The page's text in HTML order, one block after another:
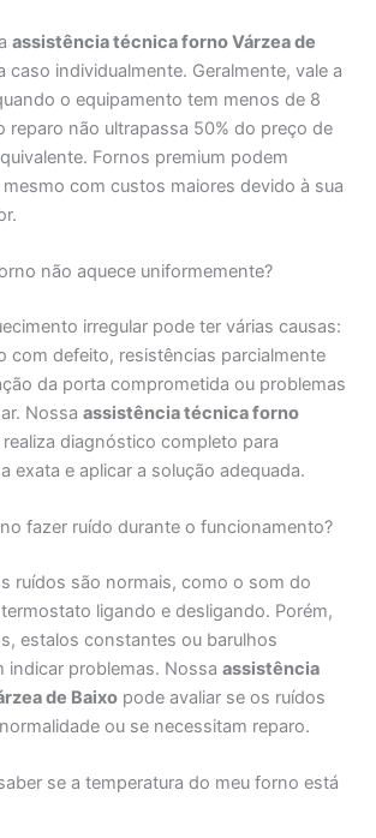
assistência técnica forno Várzea de
caso individualmente. Geralmente, vale a
o equipamento tem menos de 8
reparo não ultrapassa 50% do preço de
Fornos premium podem
com custos maiores devido à sua
não aquece uniformemente?
irregular pode ter várias causas:
com defeito, resistências parcialmente
da porta comprometida ou problemas
Nossaassistência técnica forno
realiza diagnóstico completo para
exata e aplicar a solução adequada.
fazer ruído durante o funcionamento?
ruídos são normais, como o som do
ligando e desligando. Porém,
estalos constantes ou barulhos
indicar problemas. Nossaassistência
de Baixo pode avaliar se os ruídos
ou se necessitam reparo.
se a temperatura do meu forno está